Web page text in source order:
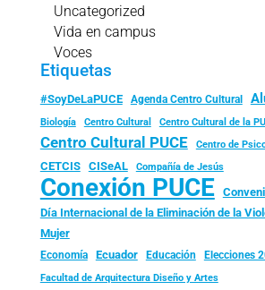
Uncategorized
Vida en campus
Voces
Etiquetas
#SoyDeLaPUCE Agenda Centro Cultural
Biología
Centro Cultural Centro Cultural de la
Centro Cultural PUCE Centro de
CETCIS CISeAL Compañía de Jesús
Conexión PUCE
Día Internacional de la Eliminación de la
Mujer
Economía Ecuador Educación Elecciones
Facultad de Arquitectura Diseño y Artes